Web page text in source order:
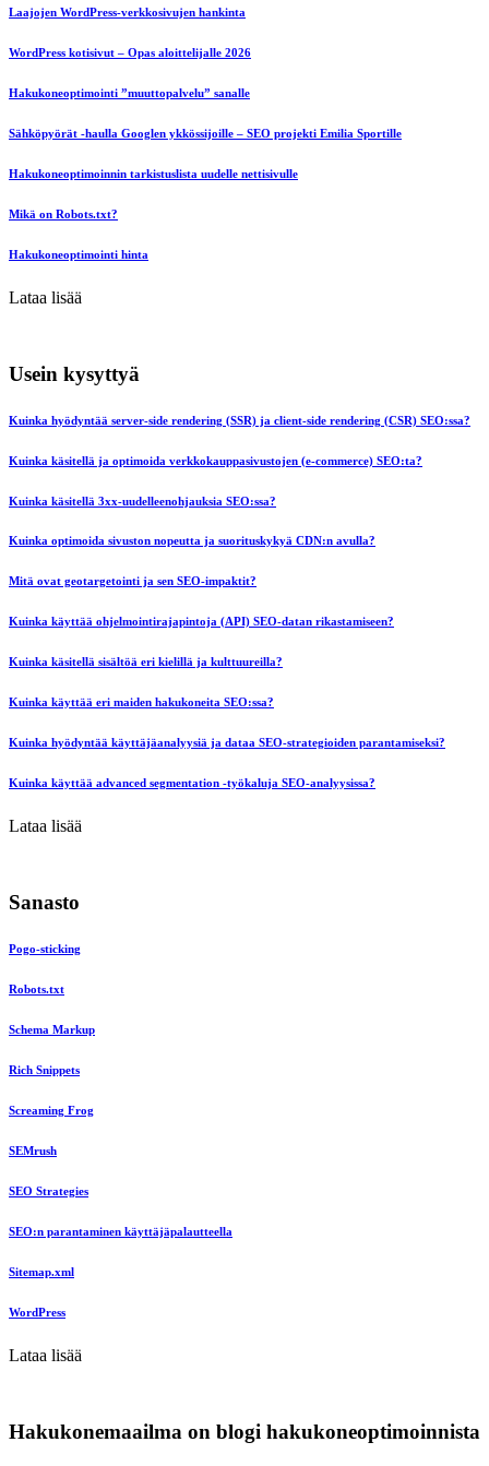
Laajojen WordPress-verkkosivujen hankinta
WordPress kotisivut – Opas aloittelijalle 2026
Hakukoneoptimointi ”muuttopalvelu” sanalle
Sähköpyörät -haulla Googlen ykkössijoille – SEO projekti Emilia Sportille
Hakukoneoptimoinnin tarkistuslista uudelle nettisivulle
Mikä on Robots.txt?
Hakukoneoptimointi hinta
Lataa lisää
Usein kysyttyä
Kuinka hyödyntää server-side rendering (SSR) ja client-side rendering (CSR) SEO:ssa?
Kuinka käsitellä ja optimoida verkkokauppasivustojen (e-commerce) SEO:ta?
Kuinka käsitellä 3xx-uudelleenohjauksia SEO:ssa?
Kuinka optimoida sivuston nopeutta ja suorituskykyä CDN:n avulla?
Mitä ovat geotargetointi ja sen SEO-impaktit?
Kuinka käyttää ohjelmointirajapintoja (API) SEO-datan rikastamiseen?
Kuinka käsitellä sisältöä eri kielillä ja kulttuureilla?
Kuinka käyttää eri maiden hakukoneita SEO:ssa?
Kuinka hyödyntää käyttäjäanalyysiä ja dataa SEO-strategioiden parantamiseksi?
Kuinka käyttää advanced segmentation -työkaluja SEO-analyysissa?
Lataa lisää
Sanasto
Pogo-sticking
Robots.txt
Schema Markup
Rich Snippets
Screaming Frog
SEMrush
SEO Strategies
SEO:n parantaminen käyttäjäpalautteella
Sitemap.xml
WordPress
Lataa lisää
Hakukonemaailma on blogi hakukoneoptimoinnista